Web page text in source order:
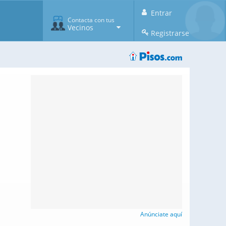
Entrar
Registrarse
Contacta con tus
Vecinos
Anúnciate aquí